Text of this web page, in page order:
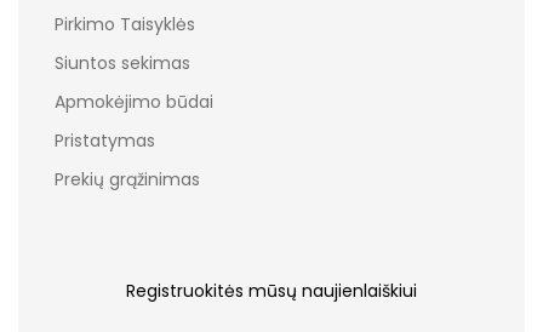
Pirkimo Taisyklės
Siuntos sekimas
Apmokėjimo būdai
Pristatymas
Prekių grąžinimas
Registruokitės mūsų naujienlaiškiui